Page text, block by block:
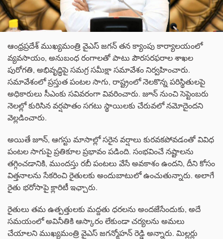
ఆంధ్రప్రదేశ్ ముఖ్యమంత్రి వైఎస్ జగన్ తన క్యాంపు కార్యాలయంలో
వ్యవసాయం, అనుబంధ రంగాలతో పాటు పౌరసరఫరాల శాఖల
పురోగతి, అభివృద్ధిపై సమగ్ర సమీక్షా సమావేశం నిర్వహించారు.
సమావేశంలో ప్రస్తుత పంటల సాగు, రాష్ట్రంలో నెలకొన్న పరిస్థితులపై
అధికారులు సీఎంకు సవివరంగా వివరించారు. జూన్ నుంచి సెప్టెంబరు
నెలల్లో కురిసిన వర్షపాతం సగటు స్థాయిలకు చేరువలో నమోదైందని
వెల్లడించారు.
అయితే జూన్, ఆగస్టు మాసాల్లో సరైన వర్షాలు కురవకపోవడంతో వివిధ
పంటల సాగుపై ప్రతికూల ప్రభావం పడింది. సంభవించే నష్టాలను
తగ్గించడానికి, ముందస్తు రబీ పంటలు వేసే అవకాశం ఉందని, దీని కోసం
విత్తనాలను సేకరించి రైతులకు అందుబాటులో ఉంచుతున్నారు. అలాగే
రైతు భరోసాపై క్లారిటీ ఇఛ్చారు.
రైతులు తమ ఉత్పత్తులకు మద్దతు ధరలను అందజేసేందుకు, అదే
సమయంలో అవినీతికి ఆస్కారం లేకుండా చర్యలను అమలు
చేయాలని ముఖ్యమంత్రి వైఎస్ జగన్మోహన్ రెడ్డి అన్నారు. మిల్లర్లు